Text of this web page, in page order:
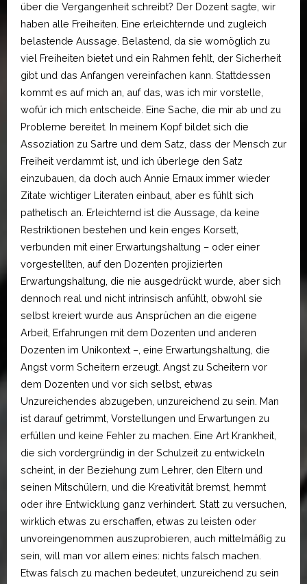
über die Vergangenheit schreibt? Der Dozent sagte, wir
haben alle Freiheiten. Eine erleichternde und zugleich
belastende Aussage. Belastend, da sie womöglich zu
viel Freiheiten bietet und ein Rahmen fehlt, der Sicherheit
gibt und das Anfangen vereinfachen kann. Stattdessen
kommt es auf mich an, auf das, was ich mir vorstelle,
wofür ich mich entscheide. Eine Sache, die mir ab und zu
Probleme bereitet. In meinem Kopf bildet sich die
Assoziation zu Sartre und dem Satz, dass der Mensch zur
Freiheit verdammt ist, und ich überlege den Satz
einzubauen, da doch auch Annie Ernaux immer wieder
Zitate wichtiger Literaten einbaut, aber es fühlt sich
pathetisch an. Erleichternd ist die Aussage, da keine
Restriktionen bestehen und kein enges Korsett,
verbunden mit einer Erwartungshaltung – oder einer
vorgestellten, auf den Dozenten projizierten
Erwartungshaltung, die nie ausgedrückt wurde, aber sich
dennoch real und nicht intrinsisch anfühlt, obwohl sie
selbst kreiert wurde aus Ansprüchen an die eigene
Arbeit, Erfahrungen mit dem Dozenten und anderen
Dozenten im Unikontext –, eine Erwartungshaltung, die
Angst vorm Scheitern erzeugt. Angst zu Scheitern vor
dem Dozenten und vor sich selbst, etwas
Unzureichendes abzugeben, unzureichend zu sein. Man
ist darauf getrimmt, Vorstellungen und Erwartungen zu
erfüllen und keine Fehler zu machen. Eine Art Krankheit,
die sich vordergründig in der Schulzeit zu entwickeln
scheint, in der Beziehung zum Lehrer, den Eltern und
seinen Mitschülern, und die Kreativität bremst, hemmt
oder ihre Entwicklung ganz verhindert. Statt zu versuchen,
wirklich etwas zu erschaffen, etwas zu leisten oder
unvoreingenommen auszuprobieren, auch mittelmäßig zu
sein, will man vor allem eines: nichts falsch machen.
Etwas falsch zu machen bedeutet, unzureichend zu sein